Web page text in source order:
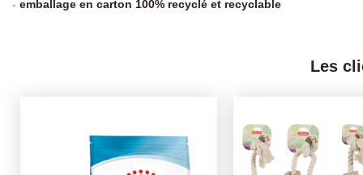
- emballage en carton 100% recyclé et recyclable
Les